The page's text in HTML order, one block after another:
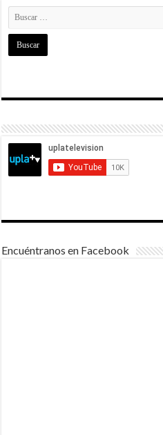
Encuéntranos en Facebook